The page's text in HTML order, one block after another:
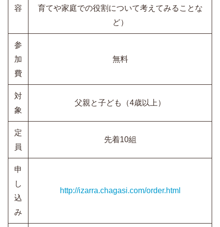
容
育てや家庭での役割について考えてみることな
ど）
参
加
費
無料
対
象
父親と子ども（4歳以上）
定
員
先着10組
申
し
込
み
http://izarra.chagasi.com/order.html